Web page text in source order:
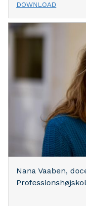
DOWNLOAD
Nana Vaaben,